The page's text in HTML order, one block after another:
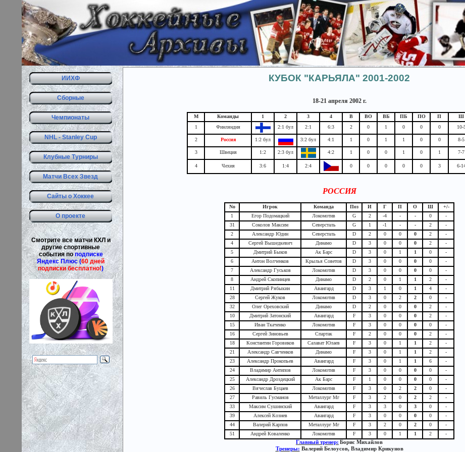
ИИХФ
Сборные
Чемпионаты
NHL - Stanley Cup
Клубные Турниры
Матчи Всех Звезд
Сайты о Хоккее
О проекте
Смотрите все матчи КХЛ и
другие спортивные
события поподписке
Яндекс Плюс (60 дней
подписки бесплатно!)
КУБОК "КАРЬЯЛА" 2001-2002
18-21 апреля 2002 г.
М Команды 1 2 3 4 В ВО ВБ ПБ ПО П Ш
1
Финляндия 2:1 бул 2:1 6:3 2 0 1 0 0 0 10-
2 Россия 1:2 бул 3:2 бул 4:1 1 0 1 1 0 0 8-5
3 Швеция 1:2 2:3 бул 4:2 1 0 0 1 0 1 7-7
4 Чехия 3:6 1:4 2:4 0 0 0 0 0 3 6-
РОССИЯ
No Игрок Команда Поз И Г П О Ш
+/-
1
Егор Подомацкий Локомотив G 2 -4 - - 0
-
31
Соколов Максим Северсталь G 1 -1 - - 2
-
2
Александр Юдин Северсталь D 2 0 0 0 2
-
4
Сергей Вышедкевич Динамо D 3 0 0 0 2
-
5
Дмитрий Быков Ак Барс D 3 0 1 1 0
-
6
Антон Волченков Крылья Советов D 3 0 0 0 0
-
7
Александр Гуськов Локомотив D 3 0 0 0 0
-
8
Андрей Скопинцев Динамо D 2 0 1 1 2
-
11
Дмитрий Рябыкин Авангард D 3 1 0 1 4
-
28
Сергей Жуков Локомотив D 3 0 2 2 0
-
32
Олег Ореховский Динамо D 2 0 0 0 2
-
10
Дмитрий Затонский Авангард F 3 0 0 0 2
-
15
Иван Ткаченко Локомотив F 3 0 0 0 0
-
16
Сергей Зиновьев Спартак F 2 0 0 0 2
-
18
Константин Горовиков Салават Юлаев F 3 0 1 1 2
-
21
Александр Савченков Динамо F 3 0 1 1 2
-
23
Александр Прокопьев Авангард F 3 0 1 1 6
-
24
Владимир Антипов Локомотив F 3 0 0 0 0
-
25
Александр Дроздецкий Ак Барс F 1 0 0 0 0
-
26
Вячеслав Буцаев Локомотив F 3 0 2 2 0
-
27
Равиль Гусманов Металлург Мг F 3 2 0 2 2
-
33
Максим Сушинский Авангард F 3 3 0 3 0
-
39
Алексей Кознев Авангард F 3 0 0 0 0
-
44
Валерий Карпов Металлург Мг F 3 2 0 2 0
-
51
Андрей Коваленко Локомотив F 3 0 1 1 2
-
Главный тренер: Борис Михайлов
Тренеры: Валерий Белоусов, Владимир Крикунов